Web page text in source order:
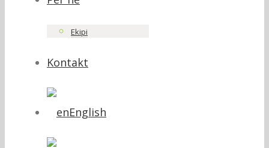
Ekipi
Kontakt
English